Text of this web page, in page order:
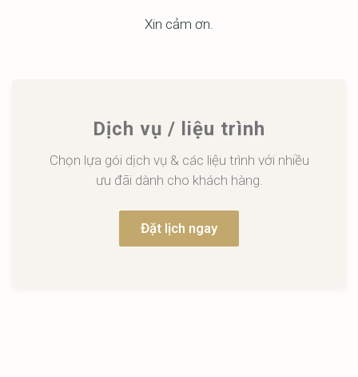
Xin cảm ơn.
Dịch vụ / liệu trình
Chọn lựa gói dịch vụ & các liệu trình với nhiều
ưu đãi dành cho khách hàng.
Đặt lịch ngay